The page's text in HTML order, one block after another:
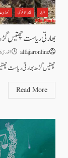
اخبار بین الاقوامی نیوز
بھارتی ریاست چھتیس گڑھ میں ماو نواز
alfajaronline جنوری 6, 2025
چھتیس گڑھ بھارتی ریاست چھتیس گڑھ میں ماو نواز
Read More